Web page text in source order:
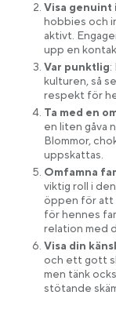
Visa genuint
hobbies och
aktivt.
upp en
Var punktlig:
kulturen, så
respekt för
Ta med en
en liten gåva
Blommor,
uppskattas.
Omfamna
viktig roll i
öppen för att
för hennes
relation med
Visa din
och ett gott
men tänk
stötande